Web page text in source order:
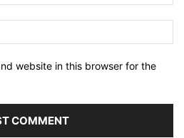
website in this browser for the